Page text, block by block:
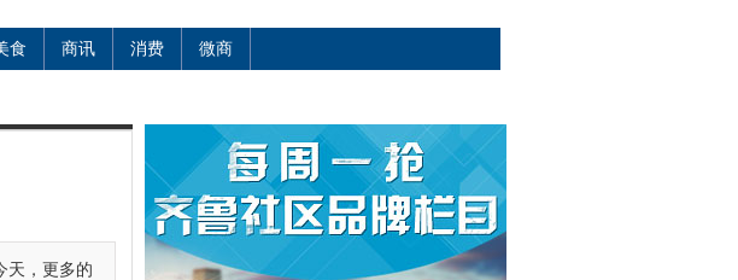
食 商讯 消费 微商
天，更多的